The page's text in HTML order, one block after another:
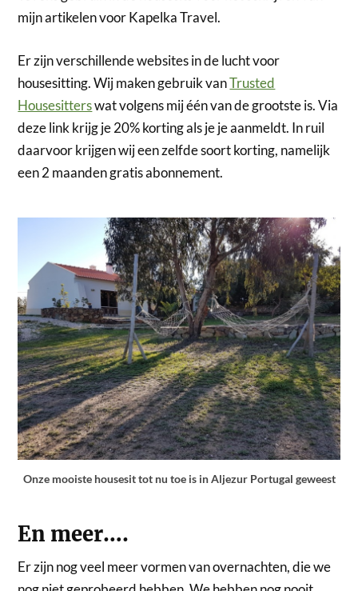
mijn artikelen voor Kapelka Travel.
Er zijn verschillende websites in de lucht voor
housesitting. Wij maken gebruik vanTrusted
Housesitterswat volgens mij één van de grootste is. Via
deze link krijg je 20% korting als je je aanmeldt. In ruil
daarvoor krijgen wij een zelfde soort korting, namelijk
een 2 maanden gratis abonnement.
Onze mooiste housesit tot nu toe is in Aljezur Portugal geweest
En meer….
Er zijn nog veel meer vormen van overnachten, die we